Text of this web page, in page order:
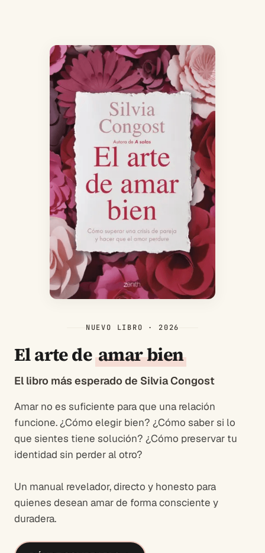
NUEVO LIBRO · 2026
El arte de amar bien
El libro más esperado de Silvia Congost
Amar no es suficiente para que una relación
funcione. ¿Cómo elegir bien? ¿Cómo saber si lo
que sientes tiene solución? ¿Cómo preservar tu
identidad sin perder al otro?
Un manual revelador, directo y honesto para
quienes desean amar de forma consciente y
duradera.